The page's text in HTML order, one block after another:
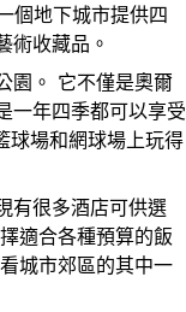
個地下城市提供四
術收藏品。
園。 它不僅是奧爾
一年四季都可以享受
球場和網球場上玩得
有很多酒店可供選
適合各種預算的飯
城市郊區的其中一